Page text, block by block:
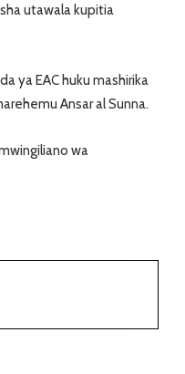
utawala kupitia
ya EAC huku mashirika
Ansar al Sunna.
wa